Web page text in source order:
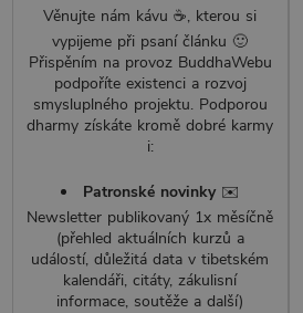
Věnujte nám kávu ☕, kterou si
vypijeme při psaní článku 🙂
Přispěním na provoz BuddhaWebu
podpoříte existenci a rozvoj
smysluplného projektu. Podporou
dharmy získáte kromě dobré karmy
i:
Patronské novinky✉️
Newsletter publikovaný 1x měsíčně
(přehled aktuálních kurzů a
událostí, důležitá data v tibetském
kalendáři, citáty, zákulisní
informace, soutěže a další)